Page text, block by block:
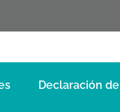
Declaración